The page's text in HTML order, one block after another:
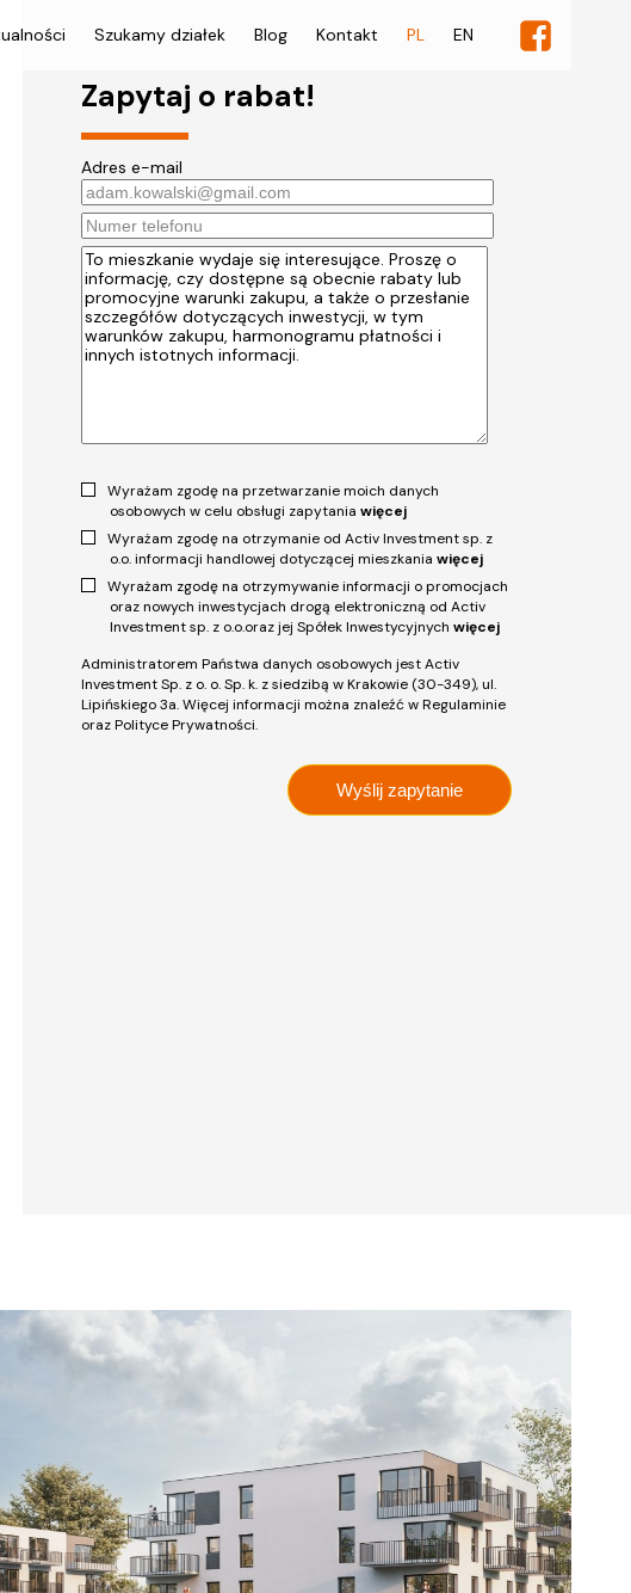
Szukamy działek Blog Kontakt PL EN
Zapytaj o rabat!
Adres e-mail
Wyrażam zgodę na przetwarzanie moich danych
osobowych w celu obsługi zapytaniawięcej
Wyrażam zgodę na otrzymanie od Activ Investment sp. z
o.o. informacji handlowej dotyczącej mieszkaniawięcej
Wyrażam zgodę na otrzymywanie informacji o promocjach
oraz nowych inwestycjach drogą elektroniczną od Activ
Investment sp. z o.o.oraz jej Spółek Inwestycyjnychwięcej
Administratorem Państwa danych osobowych jest Activ
Investment Sp. z o. o. Sp. k. z siedzibą w Krakowie (30-349), ul.
Lipińskiego 3a. Więcej informacji można znaleźć w Regulaminie
oraz Polityce Prywatności.